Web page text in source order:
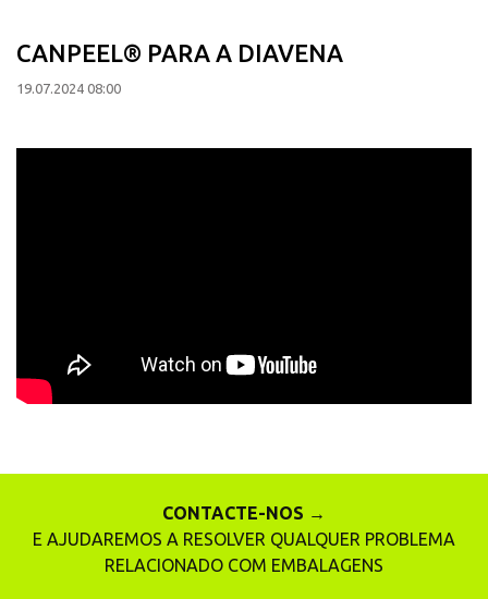
CANPEEL® PARA A DIAVENA
19.07.2024 08:00
CONTACTE-NOS →
E AJUDAREMOS A RESOLVER QUALQUER PROBLEMA
RELACIONADO COM EMBALAGENS